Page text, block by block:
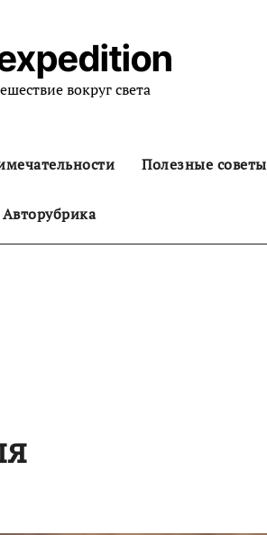
вокруг света
Полезные советы
Авторубрика